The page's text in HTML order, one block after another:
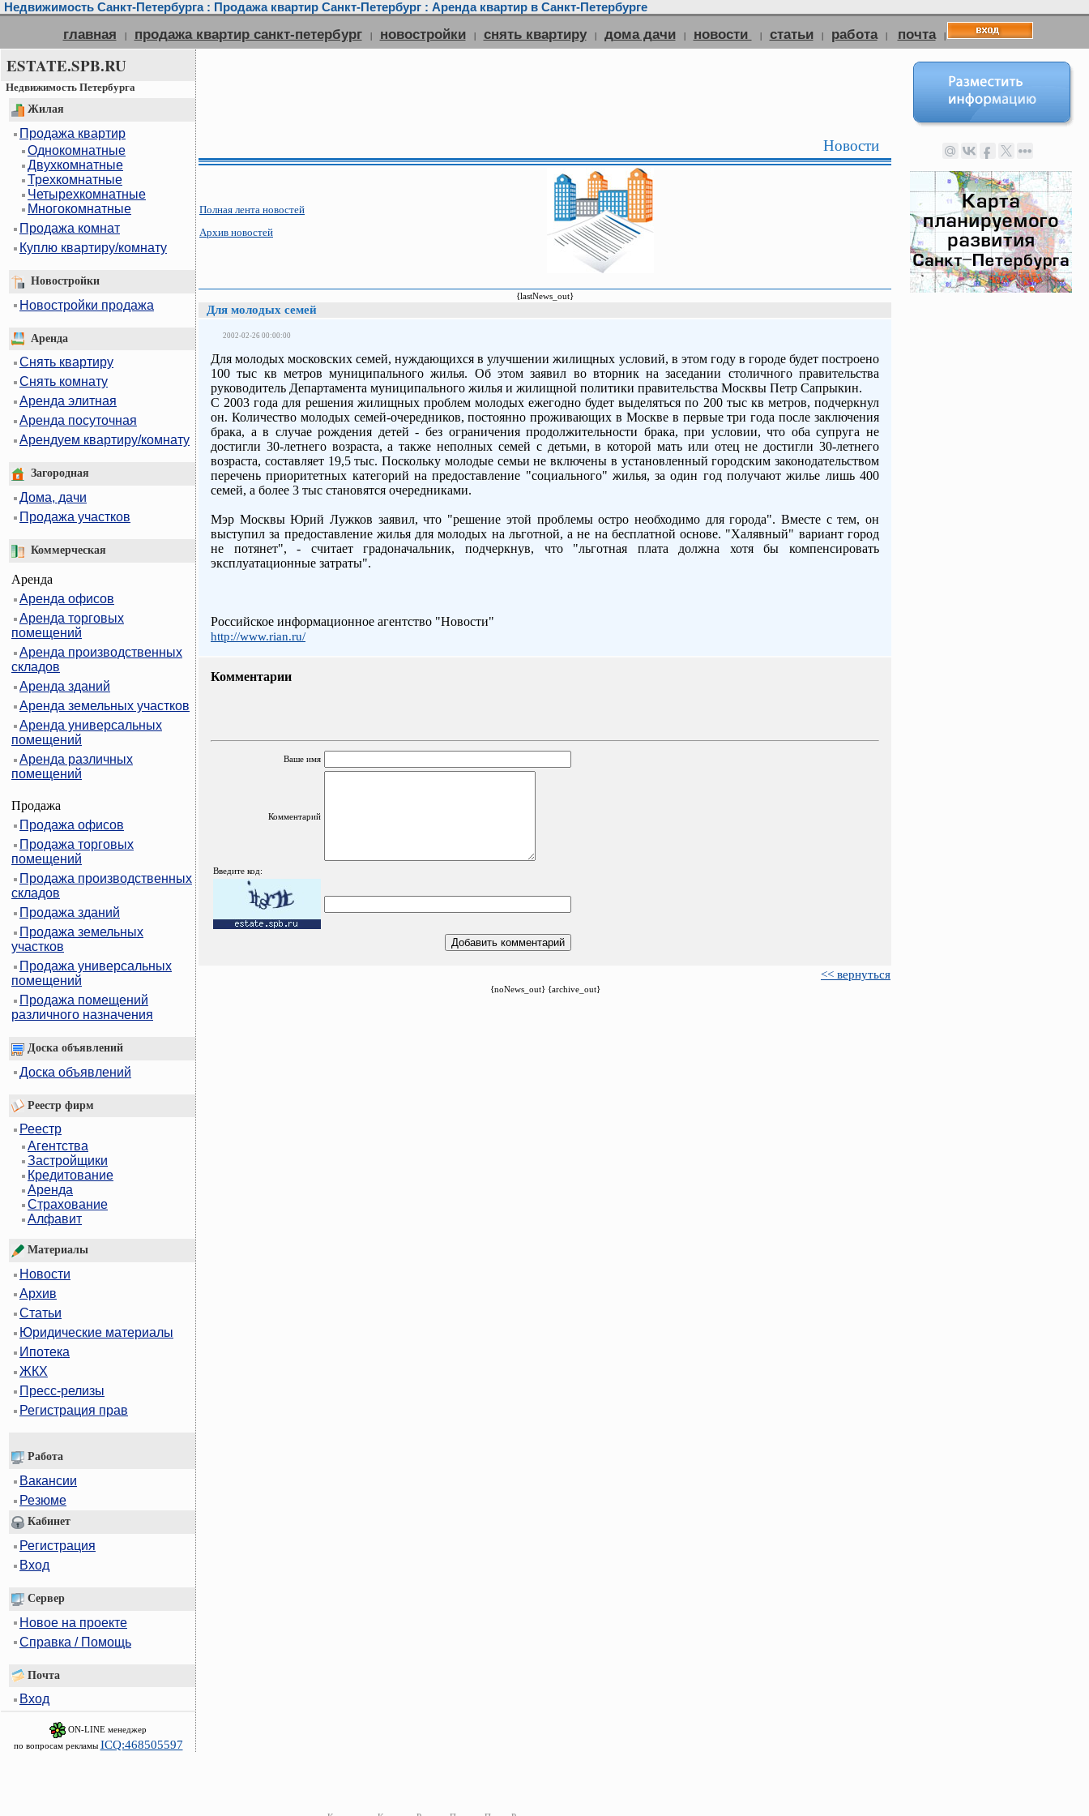
Недвижимость Санкт-Петербурга : Продажа квартир Санкт-Петербург : Аренда квартир в Санкт-Петербурге
главная | продажа квартир санкт-петербург | новостройки | снять квартиру | дома дачи | новости | статьи | работа | почта |
ESTATE.SPB.RU
Недвижимость Петербурга
Жилая
Продажа квартир
Однокомнатные
Двухкомнатные
Трехкомнатные
Четырехкомнатные
Многокомнатные
Продажа комнат
Куплю квартиру/комнату
Новостройки
Новостройки продажа
Аренда
Снять квартиру
Снять комнату
Аренда элитная
Аренда посуточная
Арендуем квартиру/комнату
Загородная
Дома, дачи
Продажа участков
Коммерческая
Аренда
Аренда офисов
Аренда торговых
помещений
Аренда производственных
складов
Аренда зданий
Аренда земельных участков
Аренда универсальных
помещений
Аренда различных
помещений
Продажа
Продажа офисов
Продажа торговых
помещений
Продажа производственных
складов
Продажа зданий
Продажа земельных
участков
Продажа универсальных
помещений
Продажа помещений
различного назначения
Доска объявлений
Доска объявлений
Реестр фирм
Реестр
Агентства
Застройщики
Кредитование
Аренда
Страхование
Алфавит
Материалы
Новости
Архив
Статьи
Юридические материалы
Ипотека
ЖКХ
Пресс-релизы
Регистрация прав
Работа
Вакансии
Резюме
Кабинет
Регистрация
Вход
Сервер
Новое на проекте
Справка / Помощь
Почта
Вход
ON-LINE менеджер
по вопросам рекламы ICQ:468505597
Новости
Полная лента новостей
Архив новостей
{lastNews_out}
Для молодых семей
2002-02-26 00:00:00
Для молодых московских семей, нуждающихся в улучшении жилищных условий, в этом году в городе будет построено
100 тыс кв метров муниципального жилья. Об этом заявил во вторник на заседании столичного правительства
руководитель Департамента муниципального жилья и жилищной политики правительства Москвы Петр Сапрыкин.
С 2003 года для решения жилищных проблем молодых ежегодно будет выделяться по 200 тыс кв метров, подчеркнул
он. Количество молодых семей-очередников, постоянно проживающих в Москве в первые три года после заключения
брака, а в случае рождения детей - без ограничения продолжительности брака, при условии, что оба супруга не
достигли 30-летнего возраста, а также неполных семей с детьми, в которой мать или отец не достигли 30-летнего
возраста, составляет 19,5 тыс. Поскольку молодые семьи не включены в установленный городским законодательством
перечень приоритетных категорий на предоставление "социального" жилья, за один год получают жилье лишь 400
семей, а более 3 тыс становятся очередниками.
Мэр Москвы Юрий Лужков заявил, что "решение этой проблемы остро необходимо для города". Вместе с тем, он
выступил за предоставление жилья для молодых на льготной, а не на бесплатной основе. "Халявный" вариант город
не потянет", - считает градоначальник, подчеркнув, что "льготная плата должна хотя бы компенсировать
эксплуатационные затраты".
Российское информационное агентство "Новости"
http://www.rian.ru/
Комментарии
Ваше имя
Комментарий
Введите код:
<< вернуться
{noNews_out} {archive_out}